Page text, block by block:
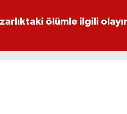
ölümle ilgili